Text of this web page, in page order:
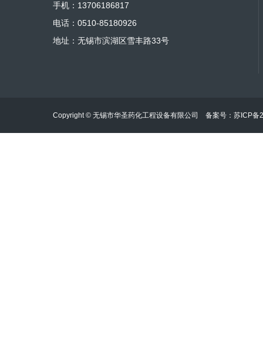
手机：13706186817
电话：0510-85180926
地址：无锡市滨湖区雪丰路33号
Copyright © 无锡市华圣药化工程设备有限公司 备案号： 苏ICP备